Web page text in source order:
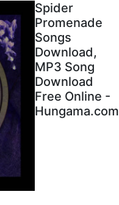
Spider
Promenade
Songs
Download,
MP3 Song
Download
Free Online -
Hungama.com